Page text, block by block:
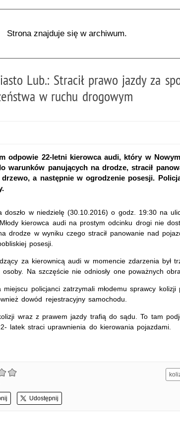
Strona znajduje się w archiwum.
Lub.: Stracił prawo jazdy za
w ruchu drogowym
odpowie 22-letni kierowca audi, który w
warunków panujących na drodze, stracił
a następnie w ogrodzenie posesji.
doszło w niedzielę (30.10.2016) o godz. 19:30 na
kierowca audi na prostym odcinku drogi nie
drodze w wyniku czego stracił panowanie nad
posesji.
za kierownicą audi w momencie zdarzenia był
osoby. Na szczęście nie odniosły one poważnych
miejscu policjanci zatrzymali młodemu sprawcy
dowód rejestracyjny samochodu.
wraz z prawem jazdy trafią do sądu. To tam
latek straci uprawnienia do kierowania pojazdami.
Udostępnij